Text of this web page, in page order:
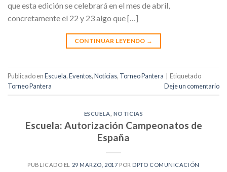
que esta edición se celebrará en el mes de abril,
concretamente el 22 y 23 algo que […]
CONTINUAR LEYENDO →
Publicado enEscuela,Eventos,Noticias, Torneo Pantera
Etiquetado
Torneo Pantera
Deje un comentario
ESCUELA NOTICIAS
Escuela: Autorización Campeonatos de
España
PUBLICADO EL 29 MARZO, 2017 POR DPTO COMUNICACIÓN